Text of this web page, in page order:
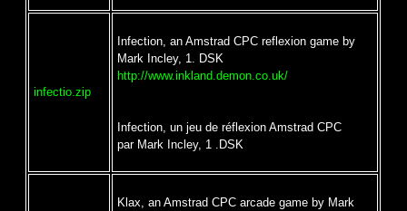
infectio.zip
Infection, an Amstrad CPC reflexion game by
Mark Incley, 1. DSK
http://www.inkland.demon.co.uk/
Infection, un jeu de réflexion Amstrad CPC
par Mark Incley, 1 .DSK
Klax, an Amstrad CPC arcade game by Mark